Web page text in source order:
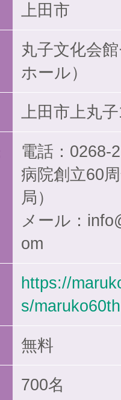
上田市
丸子文化会
ホール）
上田市上丸
電話：0268-
病院創立60
局）
メール：
om
https://
s/
無料
700名